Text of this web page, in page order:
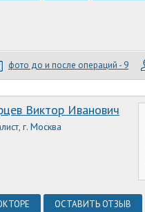
фото до и после операций - 9
Виктор Иванович
г. Москва
ОСТАВИТЬ ОТЗЫВ